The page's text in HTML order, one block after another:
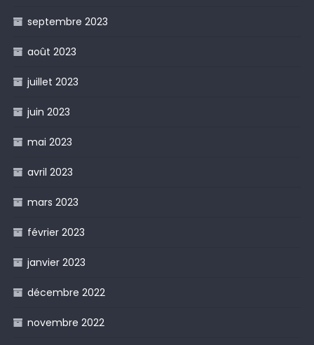
septembre 2023
août 2023
juillet 2023
juin 2023
mai 2023
avril 2023
mars 2023
février 2023
janvier 2023
décembre 2022
novembre 2022